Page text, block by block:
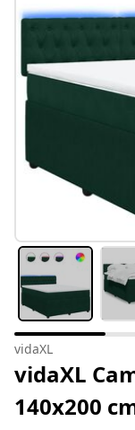
vidaXL
vidaXL
140x200